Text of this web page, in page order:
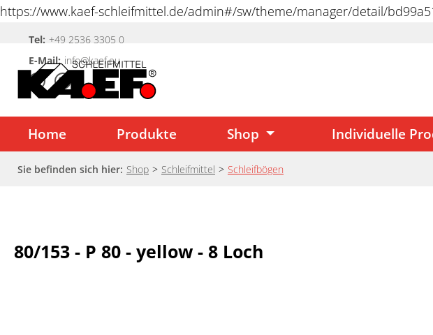
https://www.kaef-schleifmittel.de/admin#/sw/theme/manager/detail/
Zur Hauptnavigation springen
Tel: +49 2536 3305 0
E-Mail: info@kaef.eu
Home Produkte Shop Individuelle
Sie befinden sich hier: Shop > Schleifmittel > Schleifbögen
80/153 - P 80 - yellow - 8 Loch